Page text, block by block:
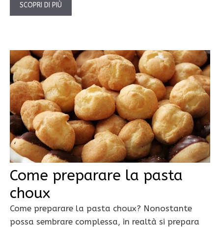
SCOPRI DI PIÙ
Come preparare la pasta
choux
Come preparare la pasta choux? Nonostante
possa sembrare complessa, in realtà si prepara